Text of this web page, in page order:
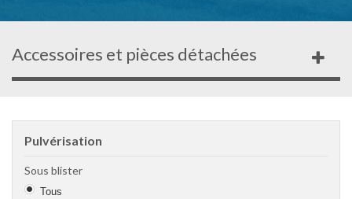
Accessoires et pièces détachées
Pulvérisation
Sous blister
Tous